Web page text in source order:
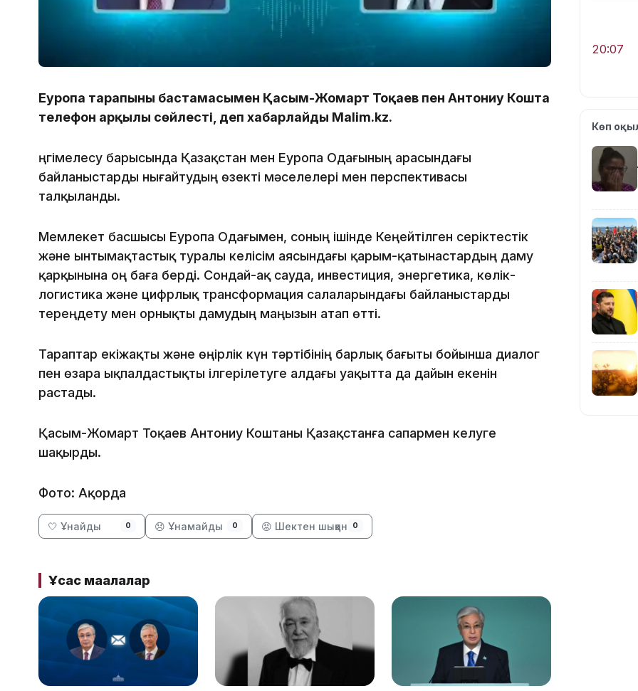
Еуропа тарапының бастамасымен Қасым-Жомарт Тоқаев пен Антониу Кошта
телефон арқылы сөйлесті, деп хабарлайды Malim.kz.
Әңгімелесу барысында Қазақстан мен Еуропа Одағының арасындағы
байланыстарды нығайтудың өзекті мәселелері мен перспективасы
талқыланды.
Мемлекет басшысы Еуропа Одағымен, соның ішінде Кеңейтілген серіктестік
және ынтымақтастық туралы келісім аясындағы қарым-қатынастардың даму
қарқынына оң баға берді. Сондай-ақ сауда, инвестиция, энергетика, көлік-
логистика және цифрлық трансформация салаларындағы байланыстарды
тереңдету мен орнықты дамудың маңызын атап өтті.
Тараптар екіжақты және өңірлік күн тәртібінің барлық бағыты бойынша диалог
пен өзара ықпалдастықты ілгерілетуге алдағы уақытта да дайын екенін
растады.
Қасым-Жомарт Тоқаев Антониу Коштаны Қазақстанға сапармен келуге
шақырды.
Фото: Ақорда
🤍 Ұнайды 0 😞 Ұнамайды 0 😡 Шектен шыққан 0
Ұқсас мақалалар
20:07
18:58
17:57
17:10
Көп